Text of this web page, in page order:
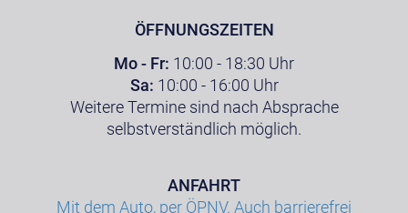
ÖFFNUNGSZEITEN
Mo - Fr: 10:00 - 18:30 Uhr
Sa: 10:00 - 16:00 Uhr
Weitere Termine sind nach Absprache
selbstverständlich möglich.
ANFAHRT
Mit dem Auto, per ÖPNV. Auch barrierefrei